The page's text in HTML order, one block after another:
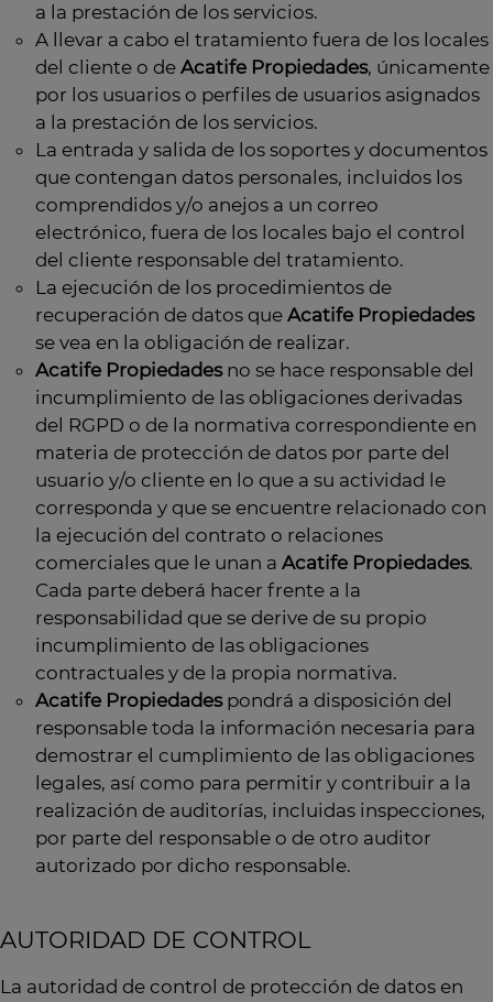
a la prestación de los servicios.
A llevar a cabo el tratamiento fuera de los locales
del cliente o de Acatife Propiedades, únicamente
por los usuarios o perfiles de usuarios asignados
a la prestación de los servicios.
La entrada y salida de los soportes y documentos
que contengan datos personales, incluidos los
comprendidos y/o anejos a un correo
electrónico, fuera de los locales bajo el control
del cliente responsable del tratamiento.
La ejecución de los procedimientos de
recuperación de datos que Acatife Propiedades
se vea en la obligación de realizar.
Acatife Propiedadesno se hace responsable del
incumplimiento de las obligaciones derivadas
del RGPD o de la normativa correspondiente en
materia de protección de datos por parte del
usuario y/o cliente en lo que a su actividad le
corresponda y que se encuentre relacionado con
la ejecución del contrato o relaciones
comerciales que le unan a Acatife Propiedades.
Cada parte deberá hacer frente a la
responsabilidad que se derive de su propio
incumplimiento de las obligaciones
contractuales y de la propia normativa.
Acatife Propiedadespondrá a disposición del
responsable toda la información necesaria para
demostrar el cumplimiento de las obligaciones
legales, así como para permitir y contribuir a la
realización de auditorías, incluidas inspecciones,
por parte del responsable o de otro auditor
autorizado por dicho responsable.
AUTORIDAD DE CONTROL
La autoridad de control de protección de datos en